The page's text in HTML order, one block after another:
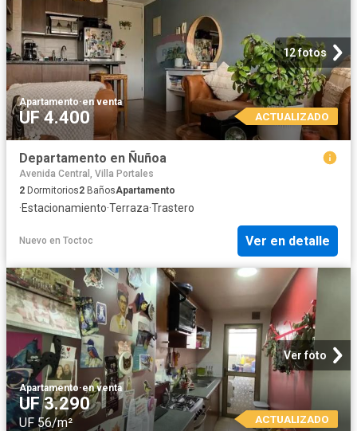
12 fotos
Apartamento·en venta
UF 4.400 ACTUALIZADO
Departamento en Ñuñoa
Avenida Central, Villa Portales
2 Dormitorios2 BañosApartamento
·Estacionamiento·Terraza·Trastero
Nuevo en Toctoc Ver en detalle
Ver foto
Apartamento·en venta
UF 3.290
UF 56/m² ACTUALIZADO